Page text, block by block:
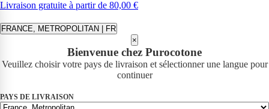
Livraison gratuite à partir de 80,00 €
FRANCE, METROPOLITAN | FR
×
Bienvenue chez Purocotone
Veuillez choisir votre pays de livraison et sélectionner une langue pour
continuer
PAYS DE LIVRAISON